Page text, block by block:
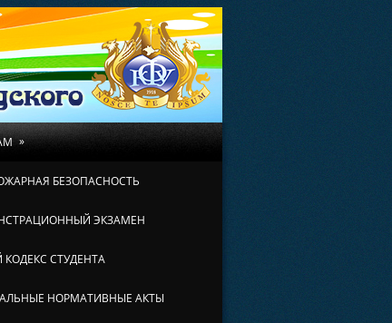
»
БЕЗОПАСНОСТЬ
ЭКЗАМЕН
СТУДЕНТА
НОРМАТИВНЫЕ АКТЫ